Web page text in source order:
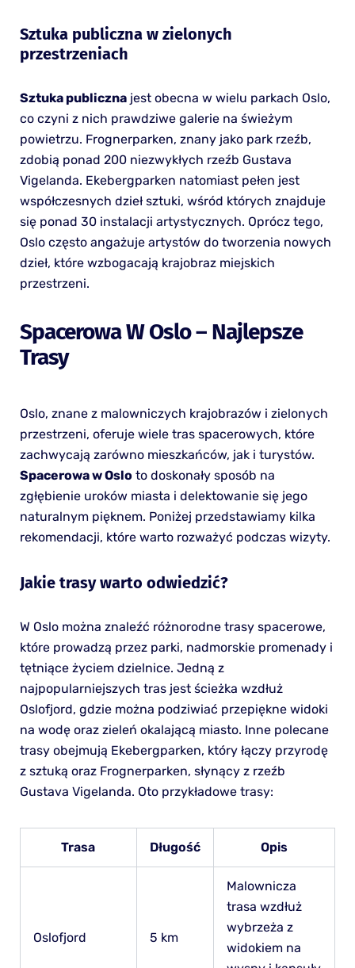
Sztuka publiczna w zielonych
przestrzeniach
Sztuka publicznajest obecna w wielu parkach Oslo,
co czyni z nich prawdziwe galerie na świeżym
powietrzu. Frognerparken, znany jako park rzeźb,
zdobią ponad 200 niezwykłych rzeźb Gustava
Vigelanda. Ekebergparken natomiast pełen jest
współczesnych dzieł sztuki, wśród których znajduje
się ponad 30 instalacji artystycznych. Oprócz tego,
Oslo często angażuje artystów do tworzenia nowych
dzieł, które wzbogacają krajobraz miejskich
przestrzeni.
Spacerowa W Oslo – Najlepsze
Trasy
Oslo, znane z malowniczych krajobrazów i zielonych
przestrzeni, oferuje wiele tras spacerowych, które
zachwycają zarówno mieszkańców, jak i turystów.
Spacerowa w Osloto doskonały sposób na
zgłębienie uroków miasta i delektowanie się jego
naturalnym pięknem. Poniżej przedstawiamy kilka
rekomendacji, które warto rozważyć podczas wizyty.
Jakie trasy warto odwiedzić?
W Oslo można znaleźć różnorodne trasy spacerowe,
które prowadzą przez parki, nadmorskie promenady i
tętniące życiem dzielnice. Jedną z
najpopularniejszych tras jest ścieżka wzdłuż
Oslofjord, gdzie można podziwiać przepiękne widoki
na wodę oraz zieleń okalającą miasto. Inne polecane
trasy obejmują Ekebergparken, który łączy przyrodę
z sztuką oraz Frognerparken, słynący z rzeźb
Gustava Vigelanda. Oto przykładowe trasy:
Trasa Długość Opis
Oslofjord 5 km
Malownicza
trasa wzdłuż
wybrzeża z
widokiem na